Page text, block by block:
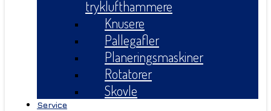
tryklufthammere
Knusere
Pallegafler
Planeringsmaskiner
Rotatorer
Skovle
Service